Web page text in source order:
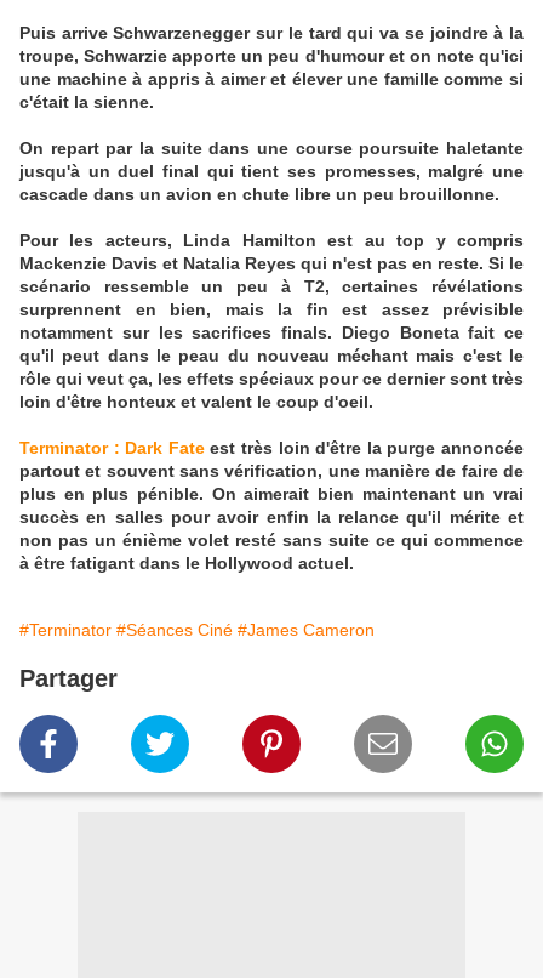
Puis arrive Schwarzenegger sur le tard qui va se joindre à la
troupe, Schwarzie apporte un peu d'humour et on note qu'ici
une machine à appris à aimer et élever une famille comme si
c'était la sienne.
On repart par la suite dans une course poursuite haletante
jusqu'à un duel final qui tient ses promesses, malgré une
cascade dans un avion en chute libre un peu brouillonne.
Pour les acteurs, Linda Hamilton est au top y compris
Mackenzie Davis et Natalia Reyes qui n'est pas en reste. Si le
scénario ressemble un peu à T2, certaines révélations
surprennent en bien, mais la fin est assez prévisible
notamment sur les sacrifices finals. Diego Boneta fait ce
qu'il peut dans le peau du nouveau méchant mais c'est le
rôle qui veut ça, les effets spéciaux pour ce dernier sont très
loin d'être honteux et valent le coup d'oeil.
Terminator : Dark Fateest très loin d'être la purge annoncée
partout et souvent sans vérification, une manière de faire de
plus en plus pénible. On aimerait bien maintenant un vrai
succès en salles pour avoir enfin la relance qu'il mérite et
non pas un énième volet resté sans suite ce qui commence
à être fatigant dans le Hollywood actuel.
#Terminator #Séances Ciné #James Cameron
Partager